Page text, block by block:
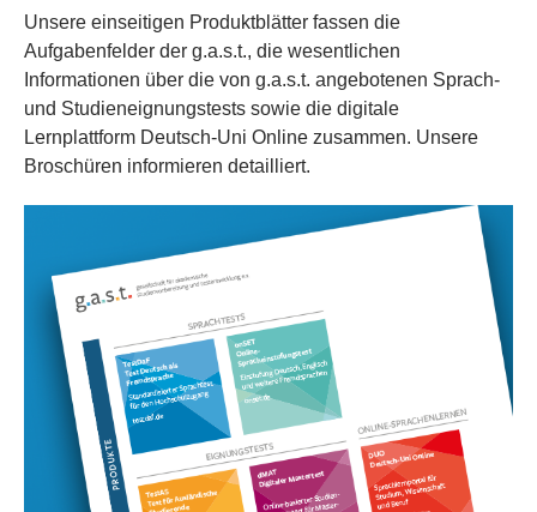
Unsere einseitigen Produktblätter fassen die
Aufgabenfelder der g.a.s.t., die wesentlichen
Informationen über die von g.a.s.t. angebotenen Sprach-
und Studieneignungstests sowie die digitale
Lernplattform Deutsch-Uni Online zusammen. Unsere
Broschüren informieren detailliert.